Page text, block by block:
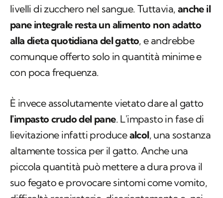
livelli di zucchero nel sangue. Tuttavia, anche il
pane integrale resta un alimento non adatto
alla dieta quotidiana del gatto, e andrebbe
comunque offerto solo in quantità minime e
con poca frequenza.
È invece assolutamente vietato dare al gatto
l'impasto crudo del pane. L'impasto in fase di
lievitazione infatti producealcol, una sostanza
altamente tossica per il gatto. Anche una
piccola quantità può mettere a dura prova il
suo fegato e provocare sintomi come vomito,